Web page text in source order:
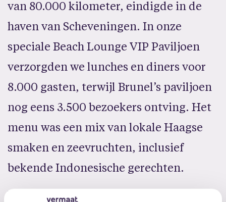
van 80.000 kilometer, eindigde in de
haven van Scheveningen. In onze
speciale Beach Lounge VIP Paviljoen
verzorgden we lunches en diners voor
8.000 gasten, terwijl Brunel’s paviljoen
nog eens 3.500 bezoekers ontving. Het
menu was een mix van lokale Haagse
smaken en zeevruchten, inclusief
bekende Indonesische gerechten.
We droegen nautisch geïnspireerde